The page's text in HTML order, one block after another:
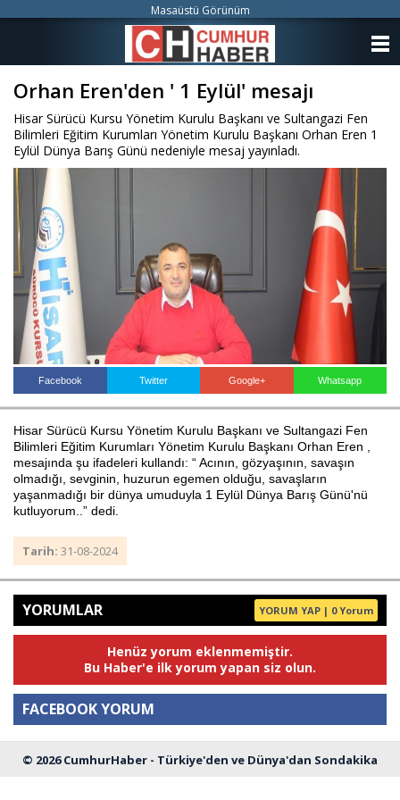
Orhan Eren'den ' 1 Eylül' mesajı
Hisar Sürücü Kursu Yönetim Kurulu Başkanı ve Sultangazi Fen
Bilimleri Eğitim Kurumları Yönetim Kurulu Başkanı Orhan Eren 1
Eylül Dünya Barış Günü nedeniyle mesaj yayınladı.
Facebook Twitter Google+ Whatsapp
Hisar Sürücü Kursu Yönetim Kurulu Başkanı ve Sultangazi Fen
Bilimleri Eğitim Kurumları Yönetim Kurulu Başkanı Orhan Eren ,
mesajında şu ifadeleri kullandı: “ Acının, gözyaşının, savaşın
olmadığı, sevginin, huzurun egemen olduğu, savaşların
yaşanmadığı bir dünya umuduyla 1 Eylül Dünya Barış Günü'nü
kutluyorum..” dedi.
Tarih: 31-08-2024
YORUMLAR YORUM YAP | 0 Yorum
Henüz yorum eklenmemiştir.
Bu Haber'e ilk yorum yapan siz olun.
FACEBOOK YORUM
Yorum
Masaüstü Görünüm
© 2026 CumhurHaber - Türkiye'den ve Dünya'dan Sondakika
KATEGORİLER
YAZARLAR
ANKETLER
FOTO GALERİ
VİDEO GALERİ
KÜNYE
İLETİŞİM
Haberin Doğru Adresi.